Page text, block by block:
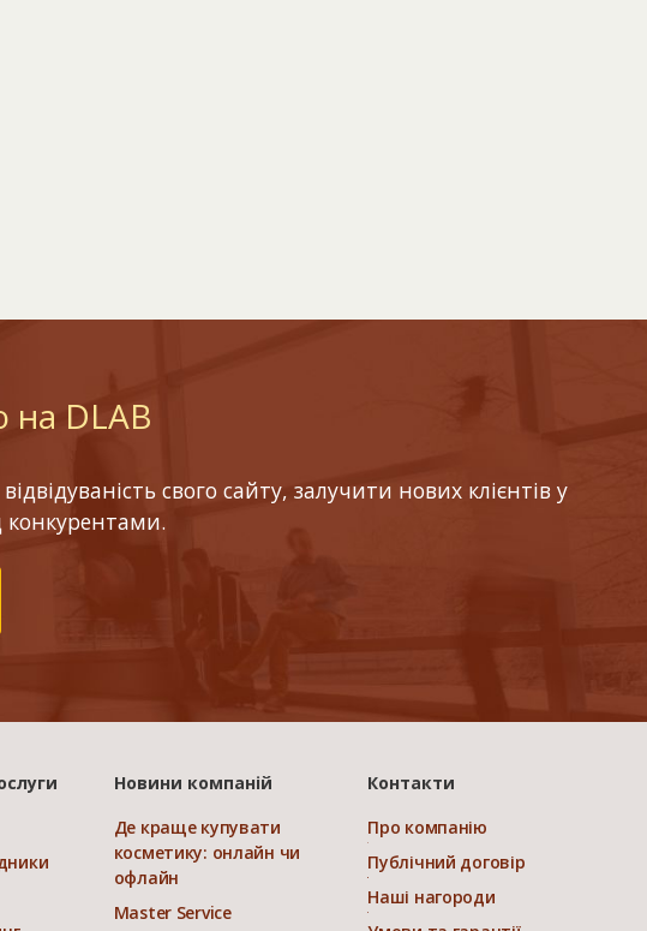
на DLAB
свого сайту, залучити нових клієнтів у
конкурентами.
Новини компаній
Де краще купувати
косметику: онлайн чи
офлайн
Master Service
Контакти
Про компанію
Публічний договір
Наші нагороди